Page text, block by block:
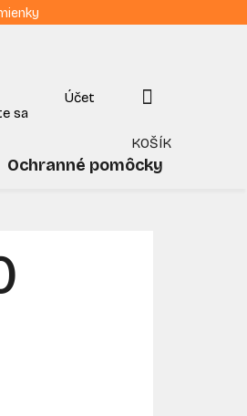
NÁKUPNÝ
KOŠÍK
Ochranné pomôcky